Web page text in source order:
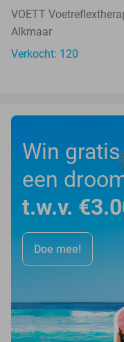
VOETT
Alkmaar
Verkocht: 120
Win gratis
een
t.w.v.
Doe mee!